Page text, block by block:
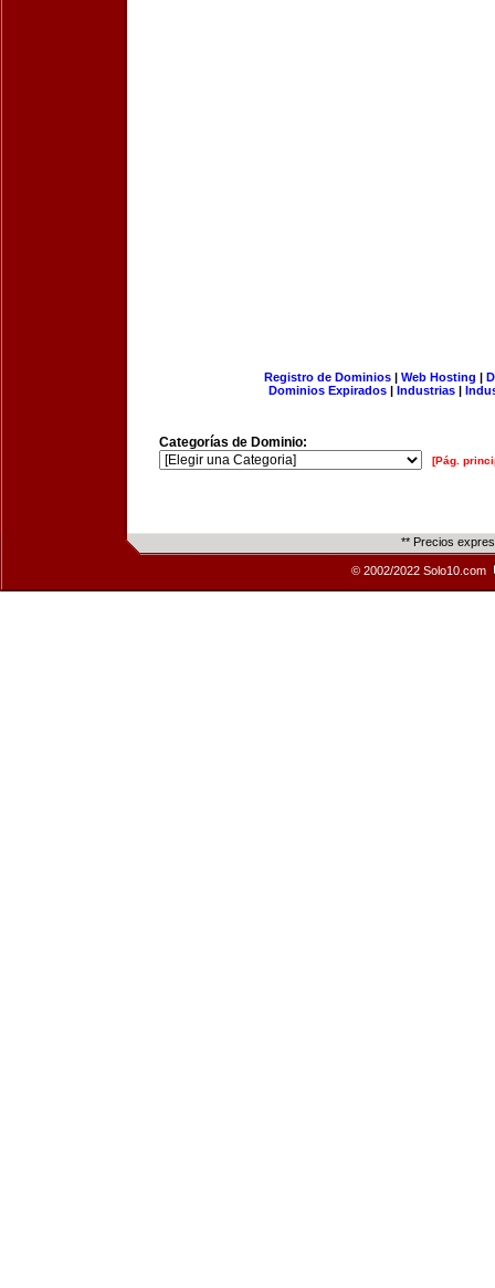
Registro de Dominios| Web Hosting |
Dominios Expirados | Industrias |
Categorías de Dominio:
[Pág.
** Precios
© 2002/2022 Solo10.com